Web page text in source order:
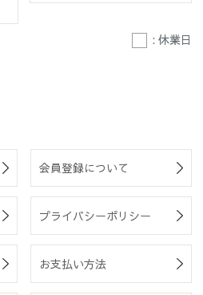
: 休業日
会員登録について
プライバシーポリシー
お支払い方法